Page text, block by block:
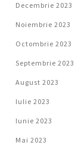
Decembrie 2023
Noiembrie 2023
Octombrie 2023
Septembrie 2023
August 2023
Iulie 2023
Iunie 2023
Mai 2023